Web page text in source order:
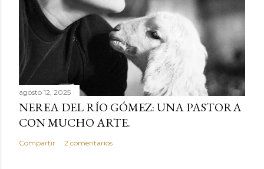
u
o
m
e
n
t
a
agosto 12, 2025
NEREA DEL RÍO GÓMEZ: UNA PASTORA
CON MUCHO ARTE.
Compartir 2 comentarios